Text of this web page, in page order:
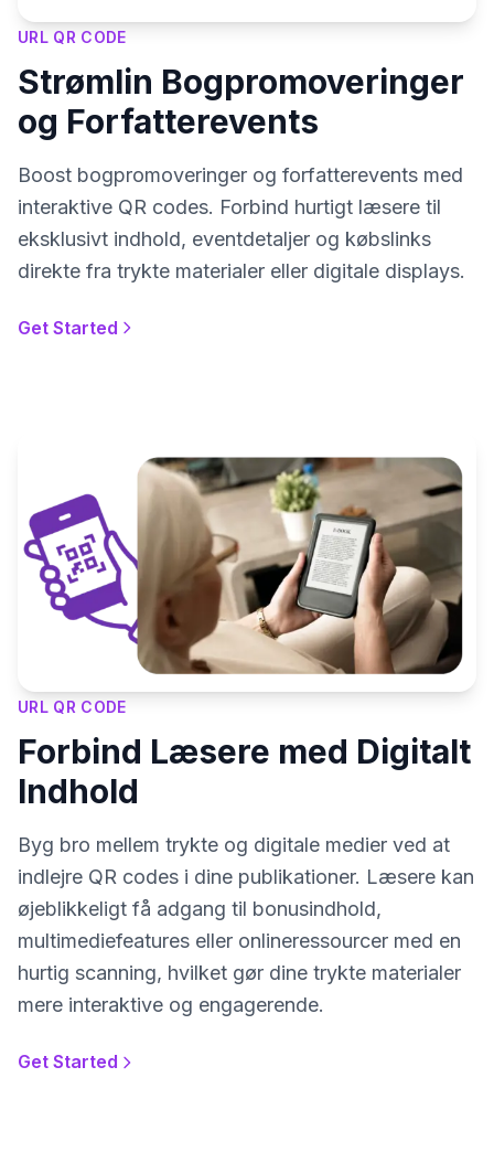
URL QR CODE
Strømlin Bogpromoveringer
og Forfatterevents
Boost bogpromoveringer og forfatterevents med
interaktive QR codes. Forbind hurtigt læsere til
eksklusivt indhold, eventdetaljer og købslinks
direkte fra trykte materialer eller digitale displays.
Get Started
URL QR CODE
Forbind Læsere med Digitalt
Indhold
Byg bro mellem trykte og digitale medier ved at
indlejre QR codes i dine publikationer. Læsere kan
øjeblikkeligt få adgang til bonusindhold,
multimediefeatures eller onlineressourcer med en
hurtig scanning, hvilket gør dine trykte materialer
mere interaktive og engagerende.
Get Started